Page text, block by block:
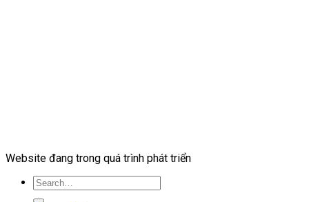
Website đang trong quá trình phát triển